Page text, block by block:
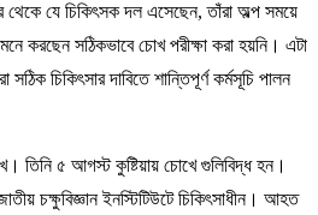
থেকে যে চিকিৎসক দল এসেছেন, তাঁরা অল্প সময়ে
করছেন সঠিকভাবে চোখ পরীক্ষা করা হয়নি। এটা
চিকিৎসার দাবিতে শান্তিপূর্ণ কর্মসূচি পালন
তিনি ৫ আগস্ট কুষ্টিয়ায় চোখে গুলিবিদ্ধ হন।
চক্ষুবিজ্ঞান ইনস্টিটিউটে চিকিৎসাধীন। আহত